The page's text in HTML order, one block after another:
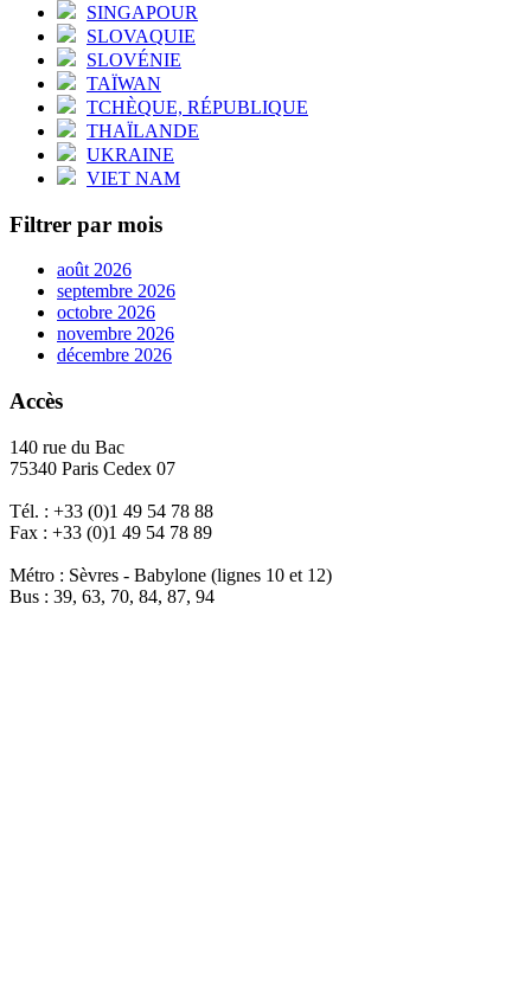
SINGAPOUR
SLOVAQUIE
SLOVÉNIE
TAÏWAN
TCHÈQUE, RÉPUBLIQUE
THAÏLANDE
UKRAINE
VIET NAM
Filtrer par mois
août 2026
septembre 2026
octobre 2026
novembre 2026
décembre 2026
Accès
140 rue du Bac
75340 Paris Cedex 07
Tél. : +33 (0)1 49 54 78 88
Fax : +33 (0)1 49 54 78 89
Métro : Sèvres - Babylone (lignes 10 et 12)
Bus : 39, 63, 70, 84, 87, 94